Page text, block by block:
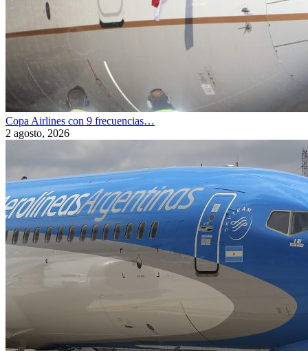
Copa Airlines con 9 frecuencias…
2 agosto, 2026